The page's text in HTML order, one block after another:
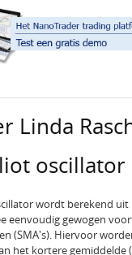
Linda
oscillator
wordt berekend uit
eenvoudig gewogen
(SMA's). Hiervoor
het kortere gemiddelde